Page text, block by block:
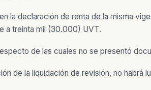
la declaración de renta de la misma
a treinta mil (30.000) UVT.
de las cuales no se presentó
de la liquidación de revisión, no habrá